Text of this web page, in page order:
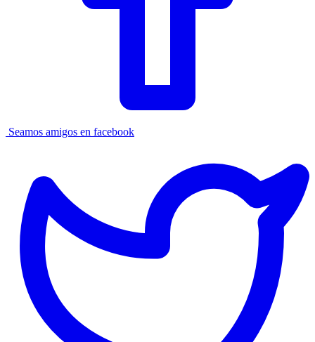
Seamos amigos en facebook